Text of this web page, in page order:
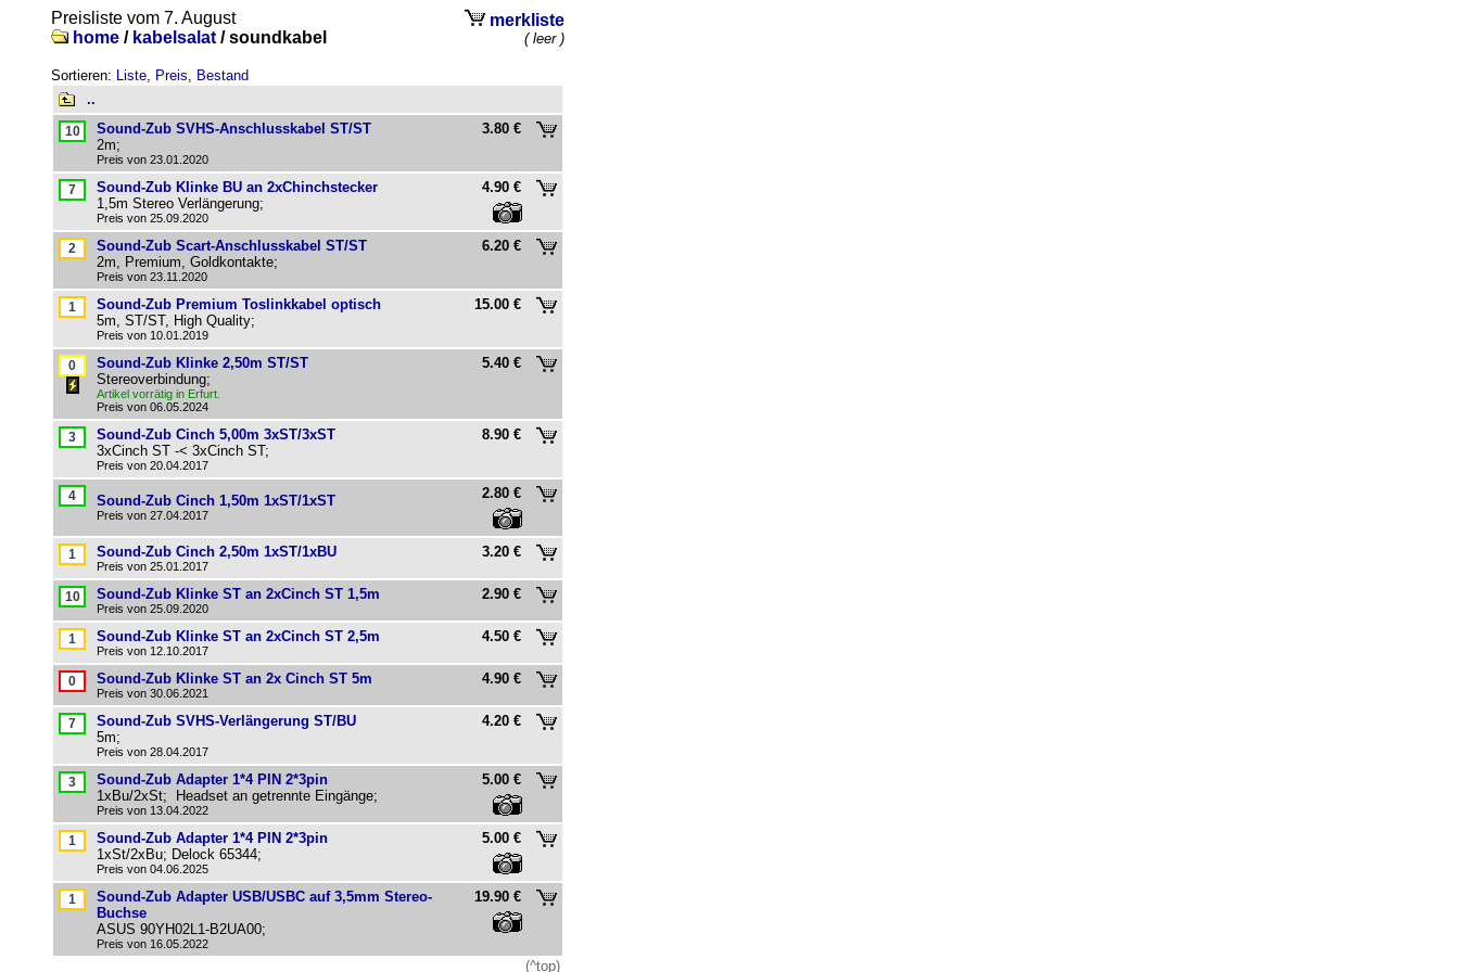
Preisliste vom 7. August
home / kabelsalat /soundkabel
merkliste
( leer )
Sortieren: Liste, Preis, Bestand
..
Sound-Zub SVHS-Anschlusskabel ST/ST
2m;
Preis von 23.01.2020
3.80 €
Sound-Zub Klinke BU an 2xChinchstecker
1,5m Stereo Verlängerung;
Preis von 25.09.2020
4.90 €
Sound-Zub Scart-Anschlusskabel ST/ST
2m, Premium, Goldkontakte;
Preis von 23.11.2020
6.20 €
Sound-Zub Premium Toslinkkabel optisch
5m, ST/ST, High Quality;
Preis von 10.01.2019
15.00 €
Sound-Zub Klinke 2,50m ST/ST
Stereoverbindung;
Artikel vorrätig in Erfurt.
Preis von 06.05.2024
5.40 €
Sound-Zub Cinch 5,00m 3xST/3xST
3xCinch ST -< 3xCinch ST;
Preis von 20.04.2017
8.90 €
Sound-Zub Cinch 1,50m 1xST/1xST
Preis von 27.04.2017
2.80 €
Sound-Zub Cinch 2,50m 1xST/1xBU
Preis von 25.01.2017
3.20 €
Sound-Zub Klinke ST an 2xCinch ST 1,5m
Preis von 25.09.2020
2.90 €
Sound-Zub Klinke ST an 2xCinch ST 2,5m
Preis von 12.10.2017
4.50 €
Sound-Zub Klinke ST an 2x Cinch ST 5m
Preis von 30.06.2021
4.90 €
Sound-Zub SVHS-Verlängerung ST/BU
5m;
Preis von 28.04.2017
4.20 €
Sound-Zub Adapter 1*4 PIN 2*3pin
1xBu/2xSt; Headset an getrennte Eingänge;
Preis von 13.04.2022
5.00 €
Sound-Zub Adapter 1*4 PIN 2*3pin
1xSt/2xBu; Delock 65344;
Preis von 04.06.2025
5.00 €
Sound-Zub Adapter USB/USBC auf 3,5mm Stereo-
Buchse
ASUS 90YH02L1-B2UA00;
Preis von 16.05.2022
19.90 €
(^top)